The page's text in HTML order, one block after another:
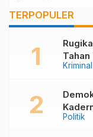
Tambahan
TERPOPULER
Kriminal
Tahan Tiga Tersangka Dugaan Korupsi
Politik